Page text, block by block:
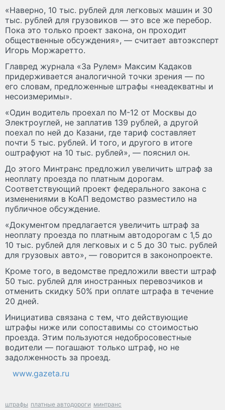
«Наверно, 10 тыс. рублей для легковых машин и 30
тыс. рублей для грузовиков — это все же перебор.
Пока это только проект закона, он проходит
общественные обсуждения», — считает автоэксперт
Игорь Моржаретто.
Главред журнала «За Рулем» Максим Кадаков
придерживается аналогичной точки зрения — по
его словам, предложенные штрафы «неадекватны и
несоизмеримы».
«Один водитель проехал по М-12 от Москвы до
Электроуглей, не заплатив 139 рублей, а другой
поехал по ней до Казани, где тариф составляет
почти 5 тыс. рублей. И того, и другого в итоге
оштрафуют на 10 тыс. рублей», — пояснил он.
До этого Минтранс предложил увеличить штраф за
неоплату проезда по платным дорогам.
Соответствующий проект федерального закона с
изменениями в КоАП ведомство разместило на
публичное обсуждение.
«Документом предлагается увеличить штраф за
неоплату проезда по платным автодорогам с 1,5 до
10 тыс. рублей для легковых и с 5 до 30 тыс. рублей
для грузовых авто», — говорится в законопроекте.
Кроме того, в ведомстве предложили ввести штраф
50 тыс. рублей для иностранных перевозчиков и
отменить скидку 50% при оплате штрафа в течение
20 дней.
Инициатива связана с тем, что действующие
штрафы ниже или сопоставимы со стоимостью
проезда. Этим пользуются недобросовестные
водители — погашают только штраф, но не
задолженность за проезд.
www.gazeta.ru
штрафы платные автодороги минтранс